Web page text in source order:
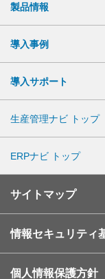
製品情報
導入事例
導入サポート
生産管理ナビ トップ
ERPナビ トップ
サイトマップ
情報セキュリティ
個人情報保護方針